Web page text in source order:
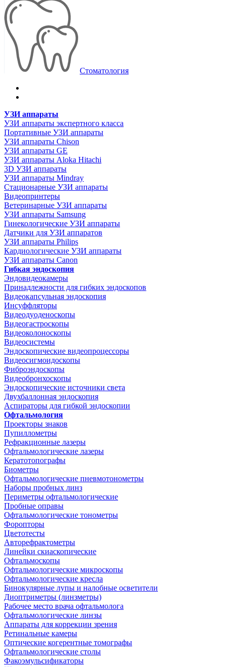
Стоматология
УЗИ аппараты
УЗИ аппараты экспертного класса
Портативные УЗИ аппараты
УЗИ аппараты Chison
УЗИ аппараты GE
УЗИ аппараты Aloka Hitachi
3D УЗИ аппараты
УЗИ аппараты Mindray
Стационарные УЗИ аппараты
Видеопринтеры
Ветеринарные УЗИ аппараты
УЗИ аппараты Samsung
Гинекологические УЗИ аппараты
Датчики для УЗИ аппаратов
УЗИ аппараты Philips
Кардиологические УЗИ аппараты
УЗИ аппараты Canon
Гибкая эндоскопия
Эндовидеокамеры
Принадлежности для гибких эндоскопов
Видеокапсульная эндоскопия
Инсуффляторы
Видеодуоденоскопы
Видеогастроскопы
Видеоколоноскопы
Видеосистемы
Эндоскопические видеопроцессоры
Видеосигмоидоскопы
Фиброэндоскопы
Видеобронхоскопы
Эндоскопические источники света
Двухбаллонная эндоскопия
Аспираторы для гибкой эндоскопии
Офтальмология
Проекторы знаков
Пупиллометры
Рефракционные лазеры
Офтальмологические лазеры
Кератотопографы
Биометры
Офтальмологические пневмотонометры
Наборы пробных линз
Периметры офтальмологические
Пробные оправы
Офтальмологические тонометры
Форопторы
Цветотесты
Авторефрактометры
Линейки скиаскопические
Офтальмоскопы
Офтальмологические микроскопы
Офтальмологические кресла
Бинокулярные лупы и налобные осветители
Диоптриметры (линзметры)
Рабочее место врача офтальмолога
Офтальмологические линзы
Аппараты для коррекции зрения
Ретинальные камеры
Оптические когерентные томографы
Офтальмологические столы
Факоэмульсификаторы